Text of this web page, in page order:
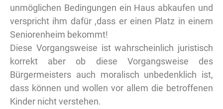
unmöglichen Bedingungen ein Haus abkaufen und
verspricht ihm dafür ,dass er einen Platz in einem
Seniorenheim bekommt!
Diese Vorgangsweise ist wahrscheinlich juristisch
korrekt aber ob diese Vorgangsweise des
Bürgermeisters auch moralisch unbedenklich ist,
dass können und wollen vor allem die betroffenen
Kinder nicht verstehen.